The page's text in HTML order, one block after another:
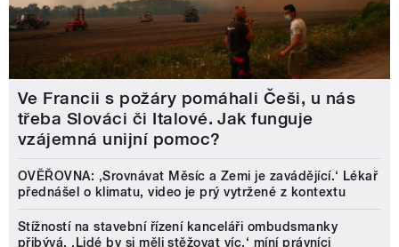
Ve Francii s požáry pomáhali Češi, u nás
třeba Slováci či Italové. Jak funguje
vzájemná unijní pomoc?
OVĚŘOVNA: ‚Srovnávat Měsíc a Zemi je zavádějící.‘ Lékař
přednášel o klimatu, video je prý vytržené z kontextu
Stížností na stavební řízení kanceláři ombudsmanky
přibývá. ‚Lidé by si měli stěžovat víc,‘ míní právníci